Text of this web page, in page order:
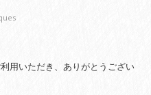
用いただき、ありがとうござい